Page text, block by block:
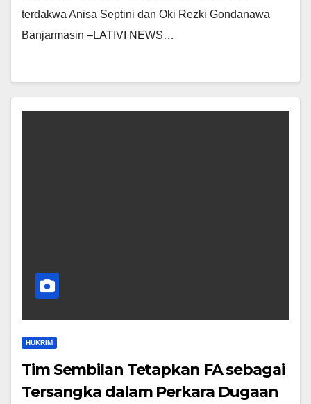
terdakwa Anisa Septini dan Oki Rezki Gondanawa
Banjarmasin –LATIVI NEWS…
HUKRIM
Tim Sembilan Tetapkan FA sebagai
Tersangka dalam Perkara Dugaan